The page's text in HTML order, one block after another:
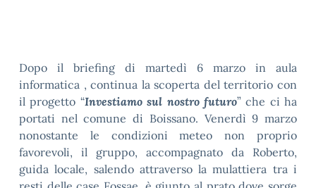
Dopo il briefing di martedì 6 marzo in aula
informatica , continua la scoperta del territorio con
il progetto “Investiamo sul nostro futuro” che ci ha
portati nel comune di Boissano. Venerdì 9 marzo
nonostante le condizioni meteo non proprio
favorevoli, il gruppo, accompagnato da Roberto,
guida locale, salendo attraverso la mulattiera tra i